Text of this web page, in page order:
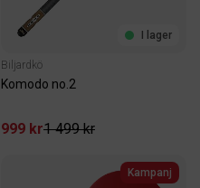
I lager
Biljardkö
Komodo no.2
999 kr1 499 kr
Kampanj